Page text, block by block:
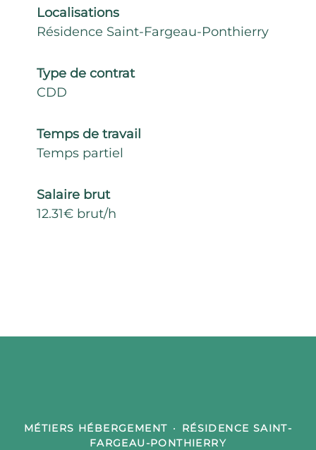
Localisations
Résidence Saint-Fargeau-Ponthierry
Type de contrat
CDD
Temps de travail
Temps partiel
Salaire brut
12.31€ brut/h
MÉTIERS HÉBERGEMENT ·
RÉSIDENCE SAINT-
FARGEAU-PONTHIERRY